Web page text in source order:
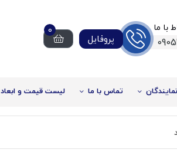
با ما
پروفایل
0
نمایندگان تماس با ما لیست قیمت و ابعاد